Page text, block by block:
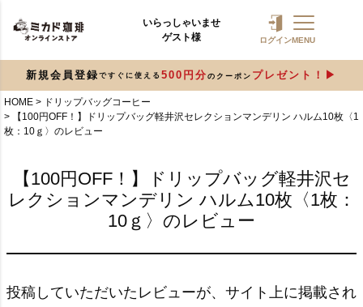
いらっしゃいませ
ゲスト様
ログインMENU
新規会員登録 ですぐに使える 500円分 のクーポン プレゼント！
HOME
ドリップバッグコーヒー
【100円OFF！】ドリップバッグ軽井沢セレクションマンデリン ハルム10枚〈1
枚：10ｇ〉のレビュー
【100円OFF！】ドリップバッグ軽井沢セ
レクションマンデリン ハルム10枚〈1枚：
10ｇ〉のレビュー
投稿していただいたレビューが、サイト上に掲載され